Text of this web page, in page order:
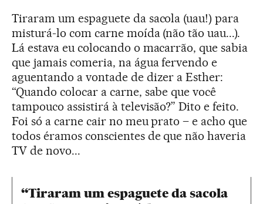
Tiraram um espaguete da sacola (uau!) para
misturá-lo com carne moída (não tão uau...).
Lá estava eu colocando o macarrão, que sabia
que jamais comeria, na água fervendo e
aguentando a vontade de dizer a Esther:
“Quando colocar a carne, sabe que você
tampouco assistirá à televisão?” Dito e feito.
Foi só a carne cair no meu prato – e acho que
todos éramos conscientes de que não haveria
TV de novo...
“Tiraram um espaguete da sacola